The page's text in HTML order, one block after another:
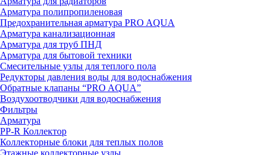
Арматура полипропиленовая
Предохранительная арматура PRO AQUA
Арматура канализационная
Арматура для труб ПНД
Арматура для бытовой техники
Смесительные узлы для теплого пола
Редукторы давления воды для водоснабжения
Обратные клапаны “PRO AQUA”
Воздухоотводчики для водоснабжения
Фильтры
Арматура
PP-R Коллектор
Коллекторные блоки для теплых полов
Этажные коллекторные узлы